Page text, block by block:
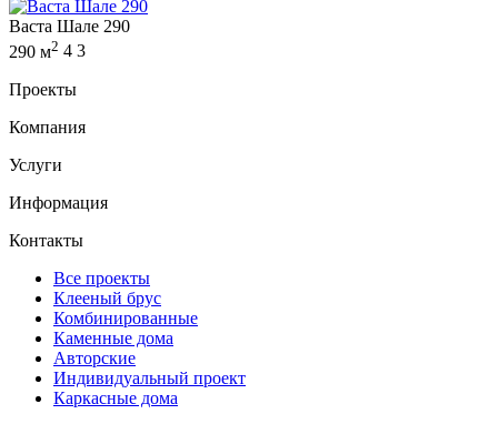
Васта Шале 290
290 м2 4 3
Проекты
Компания
Услуги
Информация
Контакты
Все проекты
Клееный брус
Комбинированные
Каменные дома
Авторские
Индивидуальный проект
Каркасные дома